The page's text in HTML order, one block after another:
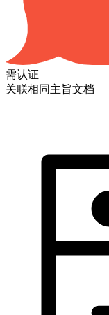
需认证
关联相同主旨文档